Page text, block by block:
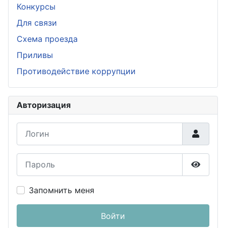
Конкурсы
Для связи
Схема проезда
Приливы
Противодействие коррупции
Авторизация
Запомнить меня
Войти